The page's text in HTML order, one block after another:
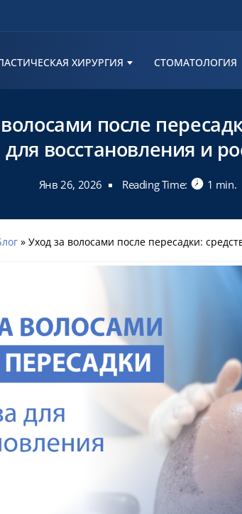
ХИРУРГИЯ СТОМАТОЛОГИЯ
после
для восстановления и
Янв 26, 2026 Reading Time: 1 min.
» Уход за волосами после пересадки: